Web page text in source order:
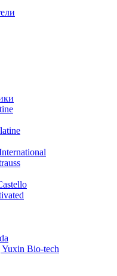
Yuxin Bio-tech